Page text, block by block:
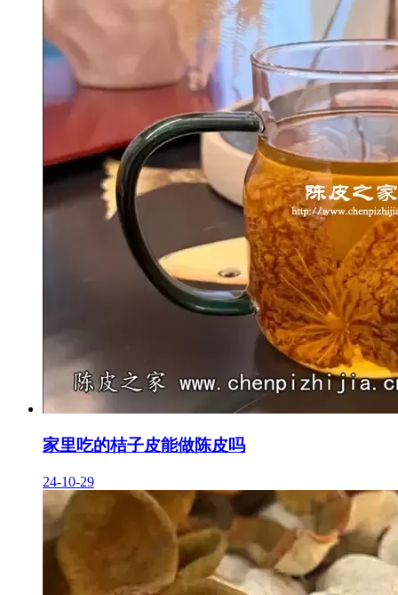
家里吃的桔子皮能做陈皮吗
24-10-29